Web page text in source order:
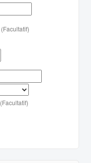
(Facultatif)
(Facultatif)